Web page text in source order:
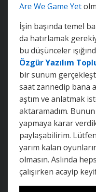
Are We Game Yet
İşin başında temel
da hatırlamak
bu düşünceler
Özgür Yazılım
bir sunum
saat zannedip bana
aştım ve anlatmak
aktaramadım.
yapmaya karar
paylaşabilirim. Lütfen
yarım kalan
olmasın. Aslında
çalışırken acayip